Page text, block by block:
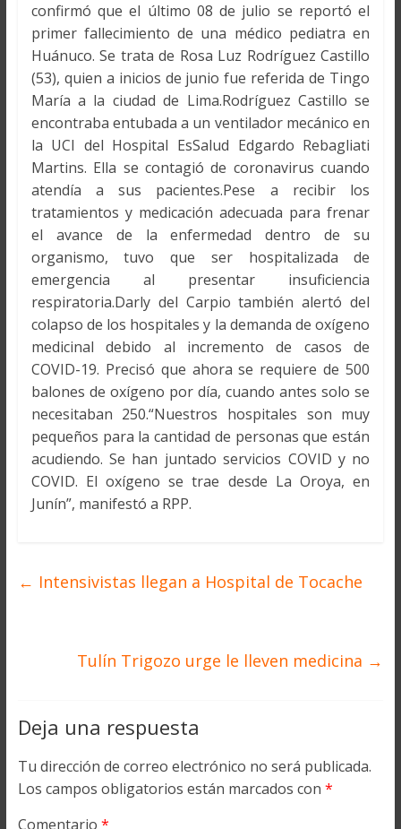
confirmó que el último 08 de julio se reportó el
primer fallecimiento de una médico pediatra en
Huánuco. Se trata de Rosa Luz Rodríguez Castillo
(53), quien a inicios de junio fue referida de Tingo
María a la ciudad de Lima.Rodríguez Castillo se
encontraba entubada a un ventilador mecánico en
la UCI del Hospital EsSalud Edgardo Rebagliati
Martins. Ella se contagió de coronavirus cuando
atendía a sus pacientes.Pese a recibir los
tratamientos y medicación adecuada para frenar
el avance de la enfermedad dentro de su
organismo, tuvo que ser hospitalizada de
emergencia al presentar insuficiencia
respiratoria.Darly del Carpio también alertó del
colapso de los hospitales y la demanda de oxígeno
medicinal debido al incremento de casos de
COVID-19. Precisó que ahora se requiere de 500
balones de oxígeno por día, cuando antes solo se
necesitaban 250.“Nuestros hospitales son muy
pequeños para la cantidad de personas que están
acudiendo. Se han juntado servicios COVID y no
COVID. El oxígeno se trae desde La Oroya, en
Junín”, manifestó a RPP.
← Intensivistas llegan a Hospital de Tocache
Tulín Trigozo urge le lleven medicina →
Deja una respuesta
Tu dirección de correo electrónico no será publicada.
Los campos obligatorios están marcados con *
Comentario *